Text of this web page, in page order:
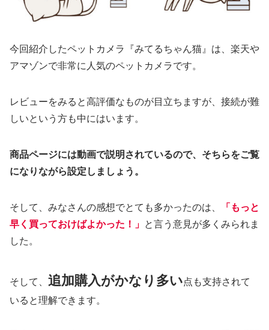
今回紹介したペットカメラ『みてるちゃん猫』は、楽天や
アマゾンで非常に人気のペットカメラです。
レビューをみると高評価なものが目立ちますが、接続が難
しいという方も中にはいます。
商品ページには動画で説明されているので、そちらをご覧
になりながら設定しましょう。
そして、みなさんの感想でとても多かったのは、
「もっと
早く買っておけばよかった！」 と言う意見が多くみられま
した。
そして、 追加購入がかなり多い点も支持されて
いると理解できます。